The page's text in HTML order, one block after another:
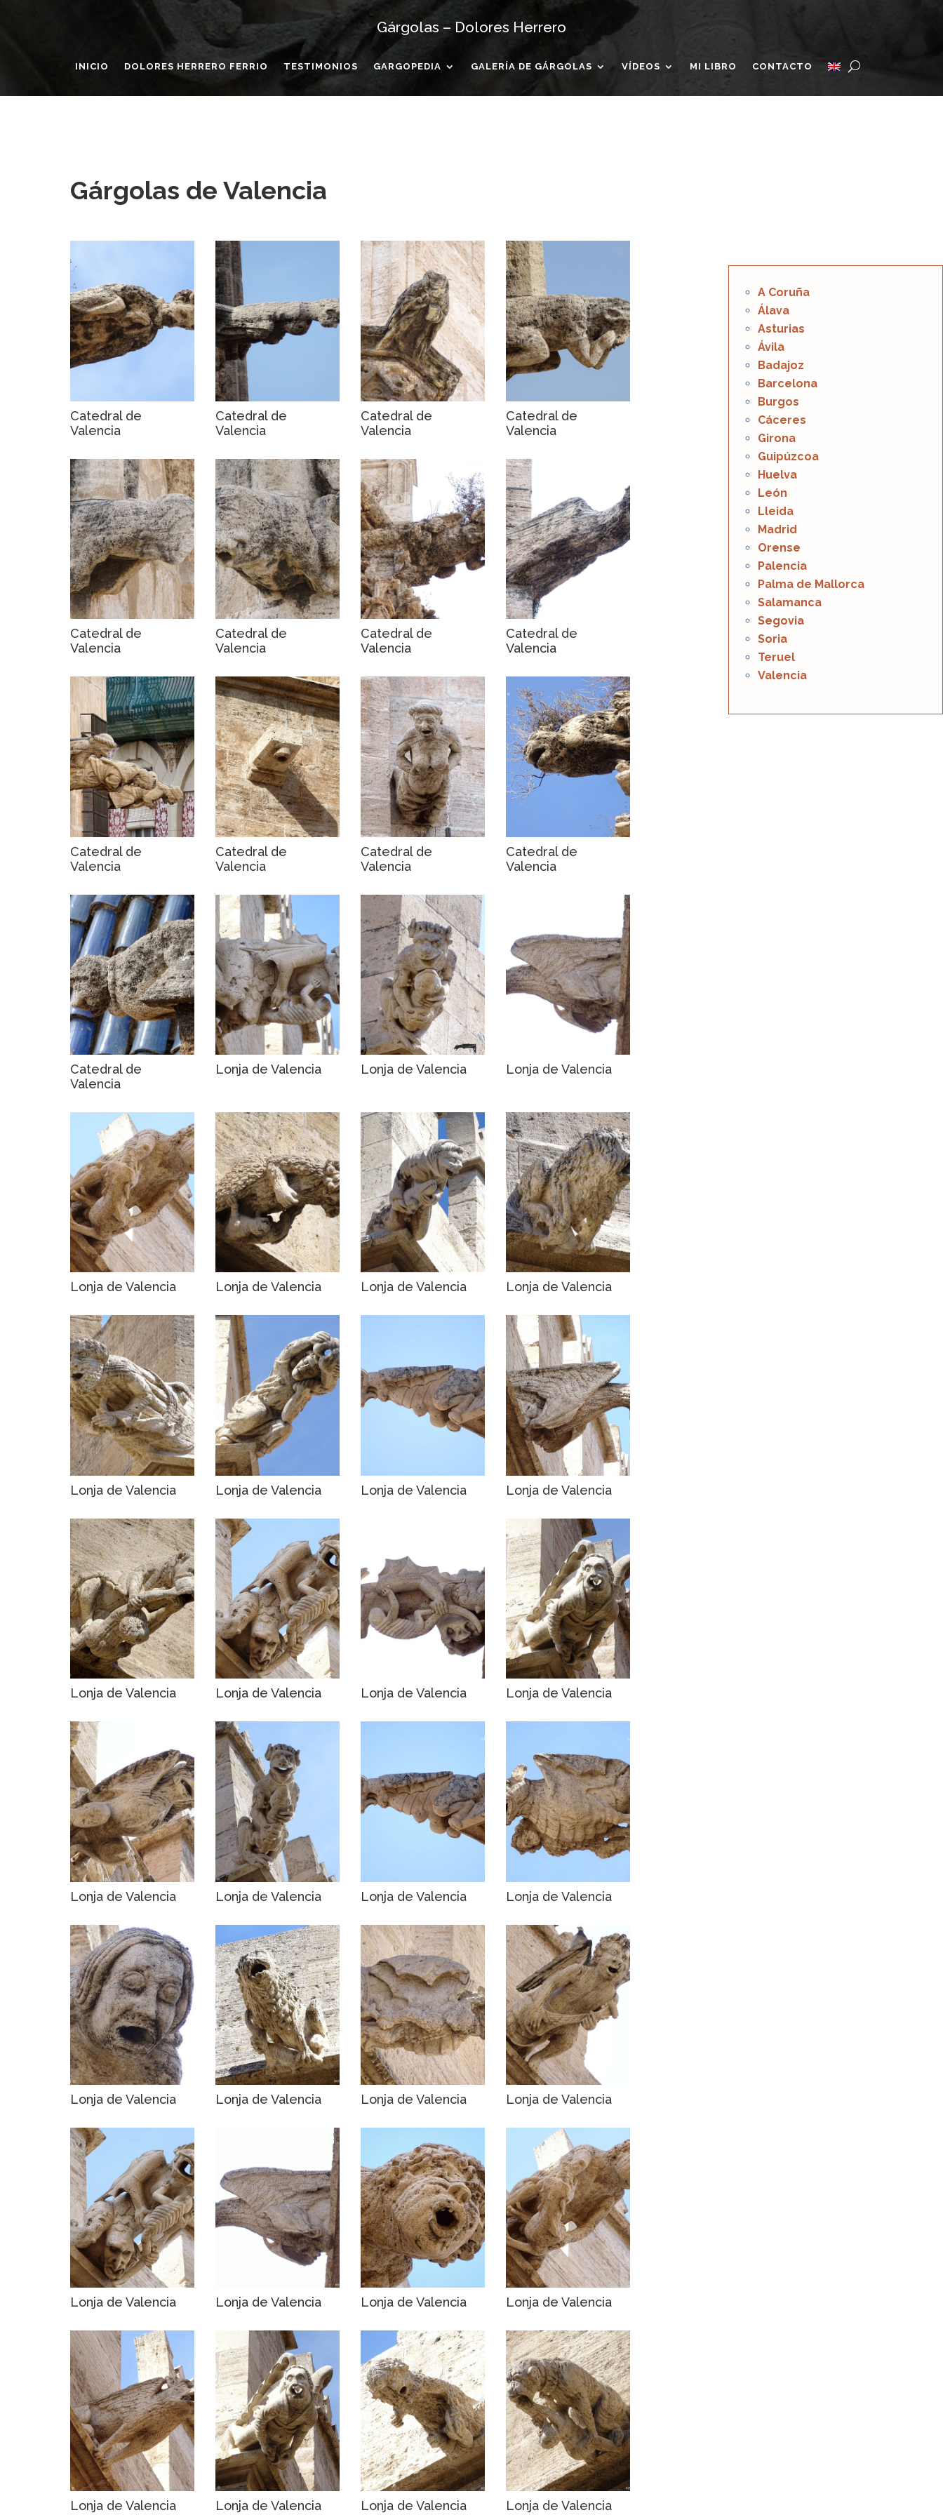
Gárgolas – Dolores Herrero
INICIO DOLORES HERRERO FERRIO TESTIMONIOS GARGOPEDIA GALERÍA DE GÁRGOLAS VÍDEOS MI LIBRO CONTACTO
Gárgolas de Valencia
Catedral de
Valencia
Catedral de
Valencia
Catedral de
Valencia
Catedral de
Valencia
Catedral de
Valencia
Catedral de
Valencia
Catedral de
Valencia
Catedral de
Valencia
Catedral de
Valencia
Catedral de
Valencia
Catedral de
Valencia
Catedral de
Valencia
Catedral de
Valencia
Lonja de Valencia Lonja de Valencia Lonja de Valencia
Lonja de Valencia Lonja de Valencia Lonja de Valencia Lonja de Valencia
Lonja de Valencia Lonja de Valencia Lonja de Valencia Lonja de Valencia
Lonja de Valencia Lonja de Valencia Lonja de Valencia Lonja de Valencia
Lonja de Valencia Lonja de Valencia Lonja de Valencia Lonja de Valencia
Lonja de Valencia Lonja de Valencia Lonja de Valencia Lonja de Valencia
Lonja de Valencia Lonja de Valencia Lonja de Valencia Lonja de Valencia
Lonja de Valencia Lonja de Valencia Lonja de Valencia Lonja de Valencia
A Coruña
Álava
Asturias
Ávila
Badajoz
Barcelona
Burgos
Cáceres
Girona
Guipúzcoa
Huelva
León
Lleida
Madrid
Orense
Palencia
Palma de Mallorca
Salamanca
Segovia
Soria
Teruel
Valencia